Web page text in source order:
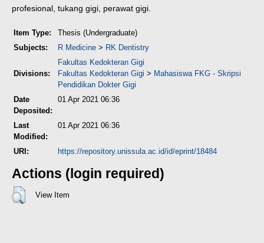
profesional, tukang gigi, perawat gigi.
Item Type:
Thesis (Undergraduate)
Subjects:
R Medicine > RK Dentistry
Divisions:
Fakultas Kedokteran Gigi
Fakultas Kedokteran Gigi > Mahasiswa FKG - Skripsi
Pendidikan Dokter Gigi
Date
Deposited:
01 Apr 2021 06:36
Last
Modified:
01 Apr 2021 06:36
URI: https://repository.unissula.ac.id/id/eprint/18484
Actions (login required)
View Item